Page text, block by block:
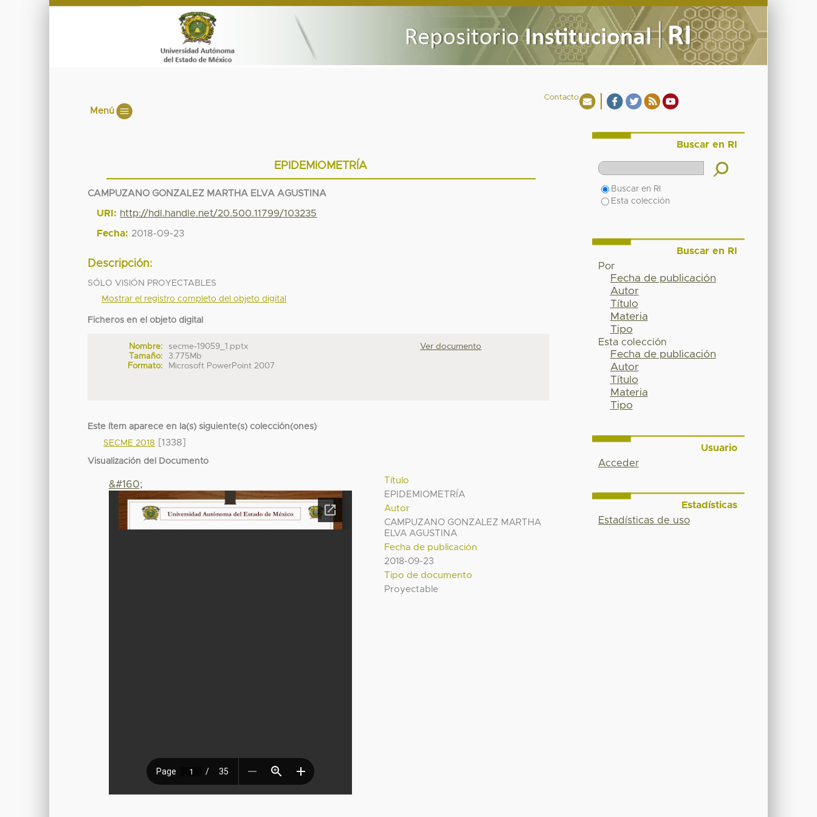
Contacto
Menú
EPIDEMIOMETRÍA
CAMPUZANO GONZALEZ MARTHA ELVA AGUSTINA
URI: http://hdl.handle.net/20.500.11799/103235
Fecha: 2018-09-23
Descripción:
SÓLO VISIÓN PROYECTABLES
Mostrar el registro completo del objeto digital
Ficheros en el objeto digital
Nombre:
secme-19059_1.pptx
Tamaño:
3.775Mb
Formato:
Microsoft PowerPoint 2007
Ver documento
Este ítem aparece en la(s) siguiente(s) colección(ones)
SECME 2018
[1338]
Visualización del Documento
Título
EPIDEMIOMETRÍA
Autor
CAMPUZANO GONZALEZ MARTHA
ELVA AGUSTINA
Fecha de publicación
2018-09-23
Tipo de documento
Proyectable
&#160;
Buscar en RI
Buscar en RI
Esta colección
Buscar en RI
Por
Fecha de publicación
Autor
Título
Materia
Tipo
Esta colección
Fecha de publicación
Autor
Título
Materia
Tipo
Usuario
Acceder
Estadísticas
Estadísticas de uso